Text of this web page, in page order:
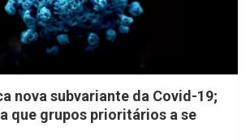
nova subvariante da Covid-19;
que grupos prioritários a se